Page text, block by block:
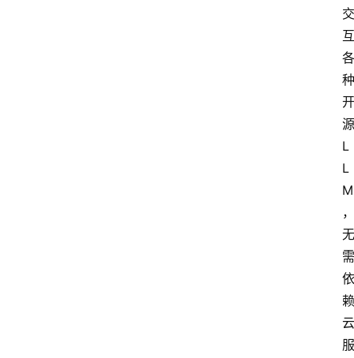
交
互
各
种
开
源
L
L
M
，
无
需
依
赖
云
服